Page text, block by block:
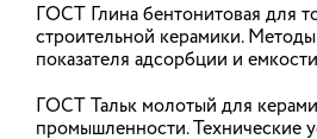
В ГД предложили
количество парковок
строительстве новых
Депутаты думской фракции
главе с вице-спикером
ГОСТ Глина бентонитовая для
строительной керамики.
показателя адсорбции и
ГОСТ Тальк молотый для
промышленности. Технические